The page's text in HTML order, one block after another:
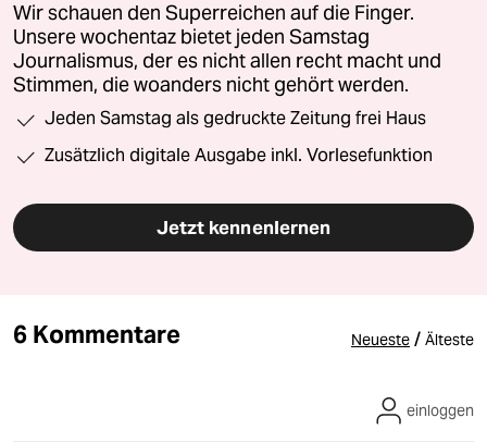
Wir schauen den Superreichen auf die Finger.
Unsere wochentaz bietet jeden Samstag
Journalismus, der es nicht allen recht macht und
Stimmen, die woanders nicht gehört werden.
Jeden Samstag als gedruckte Zeitung frei Haus
Zusätzlich digitale Ausgabe inkl. Vorlesefunktion
Jetzt kennenlernen
6 Kommentare Neueste / Älteste
einloggen